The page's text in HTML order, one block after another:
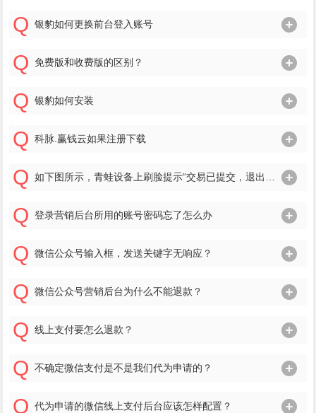
银豹如何更换前台登入账号
免费版和收费版的区别？
银豹如何安装
科脉.赢钱云如果注册下载
登录营销后台所用的账号密码忘了怎么办
微信公众号输入框，发送关键字无响应？
微信公众号营销后台为什么不能退款？
线上支付要怎么退款？
不确定微信支付是不是我们代为申请的？
代为申请的微信线上支付后台应该怎样配置？